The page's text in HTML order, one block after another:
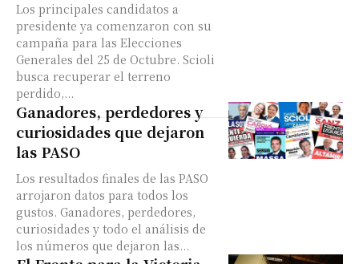
Los principales candidatos a
presidente ya comenzaron con su
campaña para las Elecciones
Generales del 25 de Octubre. Scioli
busca recuperar el terreno
perdido,...
Ganadores, perdedores y
curiosidades que dejaron
las PASO
Los resultados finales de las PASO
arrojaron datos para todos los
gustos. Ganadores, perdedores,
curiosidades y todo el análisis de
los números que dejaron las...